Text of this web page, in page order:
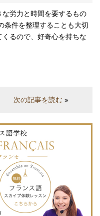
労力と時間を要するもの
条件を整理することも大切
るので、好奇心を持ちな
次の記事を読む»